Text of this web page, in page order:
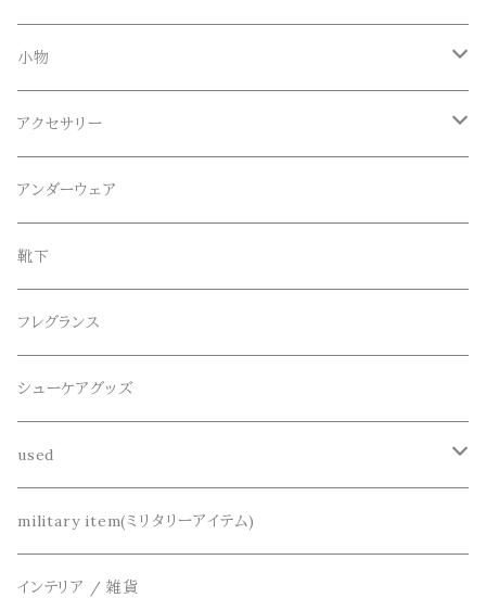
Blundstone(ブランドストーン)
CameOne(ケイムワン)
CANDY DESIGN&WORKS(CDW)
collonil(コロニル)
CountyComm(カウンティーコム)
dros dro(ドロスドロ)
DETAIL(ディティール)
THE FLAVOR DESIGN(ザ フレーバーデザイン)
FOB FACTORY(エフオービーファクトリー)
Tシャツ
ロンT
シャツ
カーディガン
ボトムス
ロング
ショート
セットアップ
シューズ
シューズ
サンダル
小物
帽子、マフラー、手袋
メガネ、サングラス
ベルト
腕時計
キーアクセサリー
財布、コインケース、マネークリップ
鞄
アクセサリー
リング
ブレスレット、バングル
ネックレス
アンダーウェア
靴下
フレグランス
シューケアグッズ
used
リメイク
アクセサリー
military item(ミリタリーアイテム)
インテリア / 雑貨